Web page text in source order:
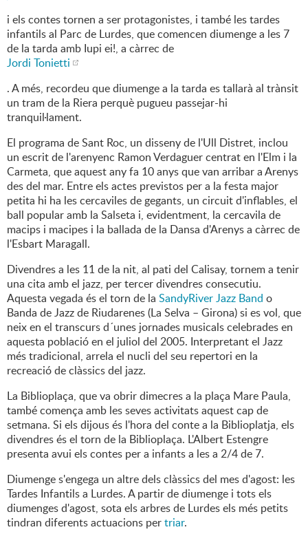
i els contes tornen a ser protagonistes, i també les tardes
infantils al Parc de Lurdes, que comencen diumenge a les 7
de la tarda amb Iupi ei!, a càrrec de
Jordi Tonietti
. A més, recordeu que diumenge a la tarda es tallarà al trànsit
un tram de la Riera perquè pugueu passejar-hi
tranquil·lament.
El programa de Sant Roc, un disseny de l'Ull Distret, inclou
un escrit de l'arenyenc Ramon Verdaguer centrat en l'Elm i la
Carmeta, que aquest any fa 10 anys que van arribar a Arenys
des del mar. Entre els actes previstos per a la festa major
petita hi ha les cercaviles de gegants, un circuit d'inflables, el
ball popular amb la Salseta i, evidentment, la cercavila de
macips i macipes i la ballada de la Dansa d'Arenys a càrrec de
l'Esbart Maragall.
Divendres a les 11 de la nit, al pati del Calisay, tornem a tenir
una cita amb el jazz, per tercer divendres consecutiu.
Aquesta vegada és el torn de la SandyRiver Jazz Band o
Banda de Jazz de Riudarenes (La Selva – Girona) si es vol, que
neix en el transcurs d´unes jornades musicals celebrades en
aquesta població en el juliol del 2005. Interpretant el Jazz
més tradicional, arrela el nucli del seu repertori en la
recreació de clàssics del jazz.
La Biblioplaça, que va obrir dimecres a la plaça Mare Paula,
també comença amb les seves activitats aquest cap de
setmana. Si els dijous és l'hora del conte a la Biblioplatja, els
divendres és el torn de la Biblioplaça. L'Albert Estengre
presenta avui els contes per a infants a les a 2/4 de 7.
Diumenge s'engega un altre dels clàssics del mes d'agost: les
Tardes Infantils a Lurdes. A partir de diumenge i tots els
diumenges d'agost, sota els arbres de Lurdes els més petits
tindran diferents actuacions pertriar.